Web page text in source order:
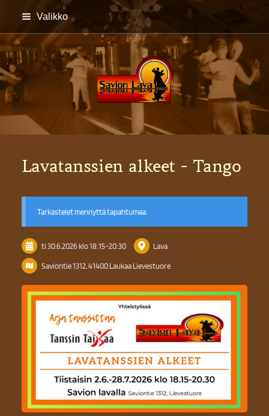
Siirry
sivun
sisältöön
Valikko
Savion lava
Lavatanssien alkeet - Tango
Tarkastelet mennyttä tapahtumaa.
ti 30.6.2026klo 18:15–20:30 Lava
Saviontie 1312, 41400 Laukaa Lievestuore